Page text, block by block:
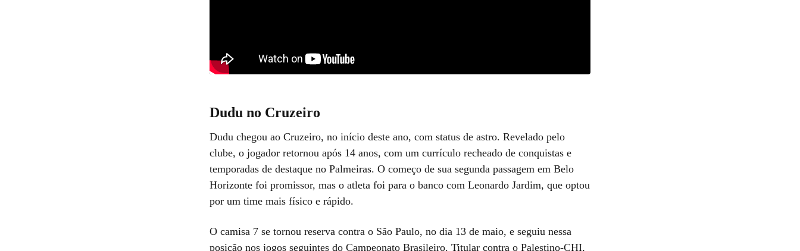
Dudu no Cruzeiro
Dudu chegou ao Cruzeiro, no início deste ano, com status de astro. Revelado pelo
clube, o jogador retornou após 14 anos, com um currículo recheado de conquistas e
temporadas de destaque no Palmeiras. O começo de sua segunda passagem em Belo
Horizonte foi promissor, mas o atleta foi para o banco com Leonardo Jardim, que optou
por um time mais físico e rápido.
O camisa 7 se tornou reserva contra o São Paulo, no dia 13 de maio, e seguiu nessa
posição nos jogos seguintes do Campeonato Brasileiro. Titular contra o Palestino-CHI,